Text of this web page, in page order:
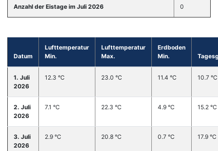
Anzahl der Eistage im Juli 2026 0
Datum
Lufttemperatur
Min.
Lufttemperatur
Max.
Erdboden
Min.
1. Juli
2026
12.3 °C 23.0 °C 11.4 °C 10.7 °C
2. Juli
2026
7.1 °C 22.3 °C 4.9 °C 15.2 °C
3. Juli
2026
2.9 °C 20.8 °C 0.7 °C 17.9 °C